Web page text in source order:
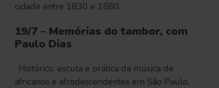
cidade entre 1830 e 1880.
19/7 – Memórias do tambor, com
Paulo Dias
Histórico, escuta e prática da música de
africanos e afrodescendentes em São Paulo,